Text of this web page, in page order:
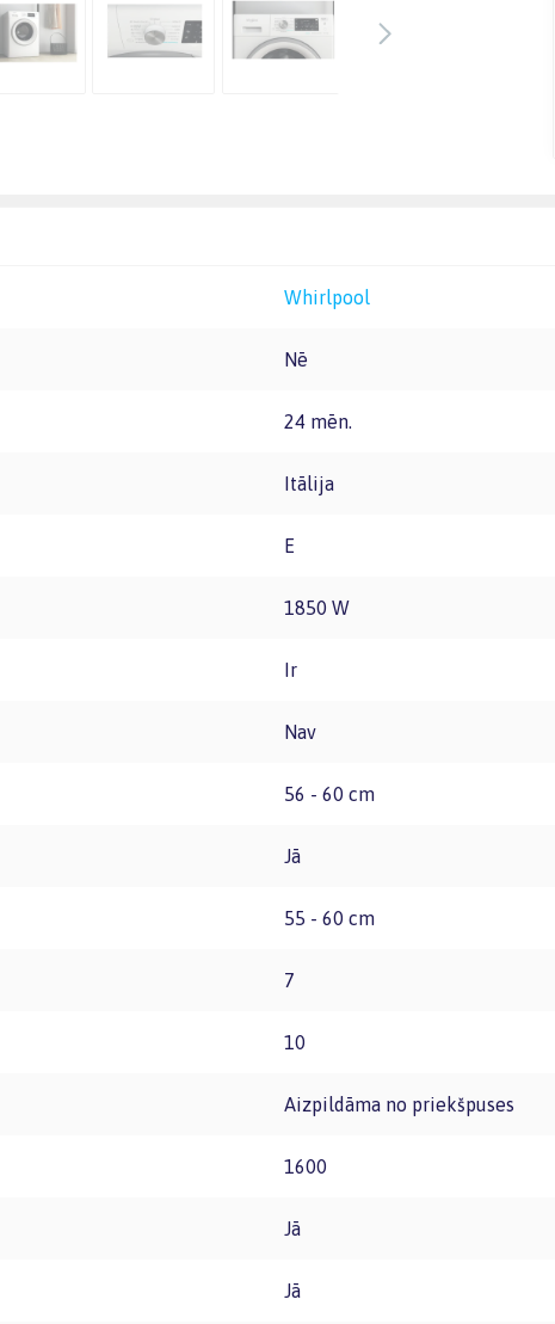
Whirlpool
Nē
24 mēn.
Itālija
E
1850 W
Ir
Nav
56 - 60 cm
Jā
55 - 60 cm
7
10
Aizpildāma no priekšpuses
1600
Jā
Jā